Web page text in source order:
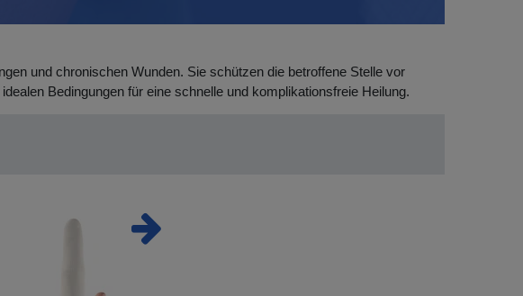
und chronischen Wunden. Sie schützen die betroffene Stelle vor
Bedingungen für eine schnelle und komplikationsfreie Heilung.